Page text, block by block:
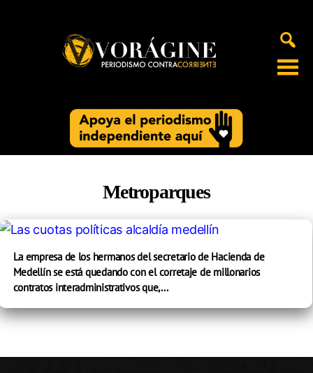
Metroparques
La empresa de los hermanos del secretario de Hacienda de
Medellín se está quedando con el corretaje de millonarios
contratos interadministrativos que,...